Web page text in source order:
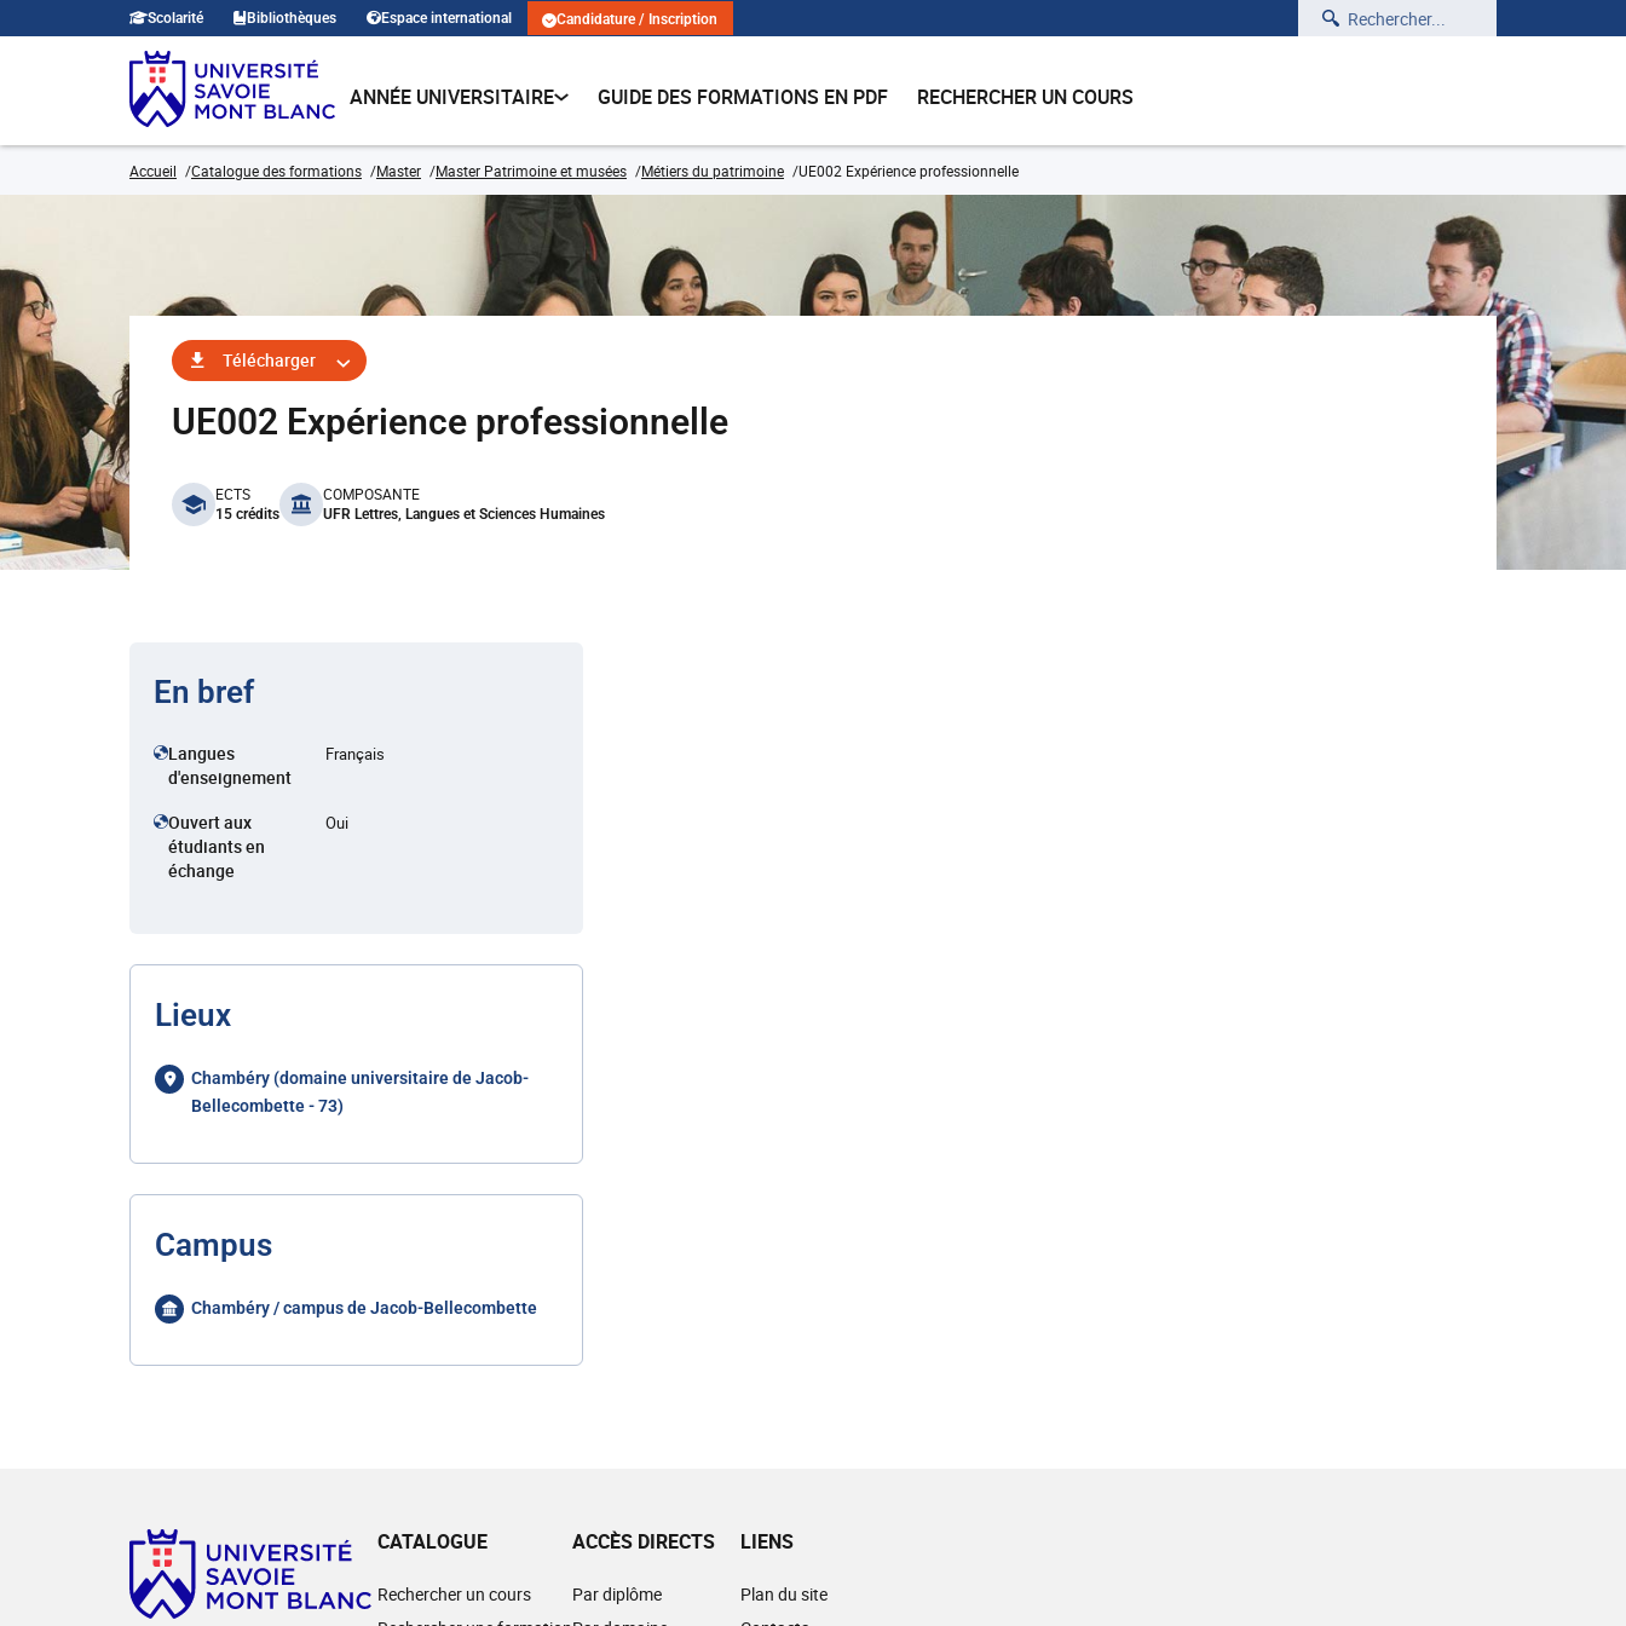
Scolarité Bibliothèques Espace international Candidature / Inscription Rechercher
ANNÉE UNIVERSITAIRE GUIDE DES FORMATIONS EN PDF RECHERCHER UN COURS
Accueil Catalogue des formations Master Master Patrimoine et musées Métiers du patrimoine UE002 Expérience professionnelle
Télécharger
UE002 Expérience professionnelle
benefits
ECTS
15 crédits
COMPOSANTE
UFR Lettres, Langues et Sciences Humaines
En bref
Langues
d'enseignement
Français
Ouvert aux
étudiants en
échange
Oui
Lieux
Chambéry (domaine universitaire de Jacob-
Bellecombette - 73)
Campus
Chambéry / campus de Jacob-Bellecombette
CATALOGUE
Rechercher un cours
ACCÈS DIRECTS
Par diplôme
LIENS
Plan du site